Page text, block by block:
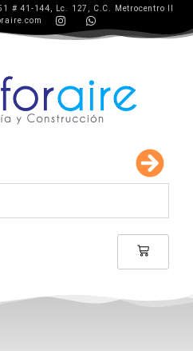
# 41-144, Lc. 127, C.C. Metrocentro II